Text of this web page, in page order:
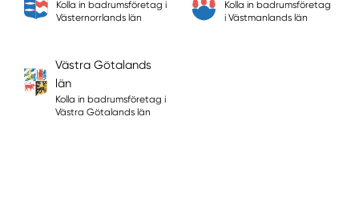
Kolla in badrumsföretag i
Västernorrlands län
Kolla in badrumsföretag
i Västmanlands län
Västra Götalands
län
Kolla in badrumsföretag i
Västra Götalands län